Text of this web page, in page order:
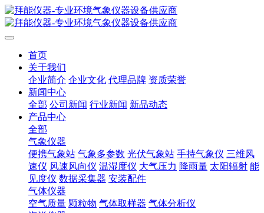
首页
关于我们
企业简介 企业文化 代理品牌 资质荣誉
新闻中心
全部 公司新闻 行业新闻 新品动态
产品中心
全部
气象仪器
便携气象站 气象多参数 光伏气象站 手持气象仪 三维风
速仪 风速风向仪 温湿度仪 大气压力 降雨量 太阳辐射 能
见度仪 数据采集器 安装配件
气体仪器
空气质量 颗粒物 气体取样器 气体分析仪